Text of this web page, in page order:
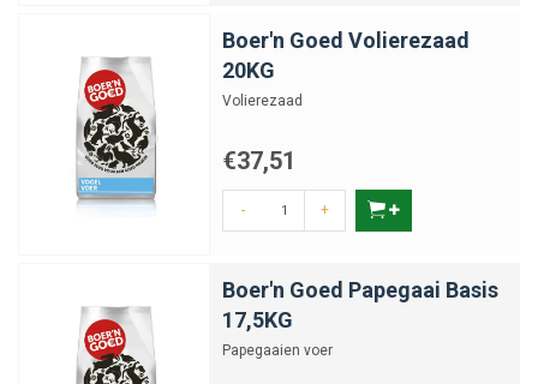
Boer'n Goed Volierezaad
20KG
Volierezaad
€37,51
- +
Boer'n Goed Papegaai Basis
17,5KG
Papegaaien voer